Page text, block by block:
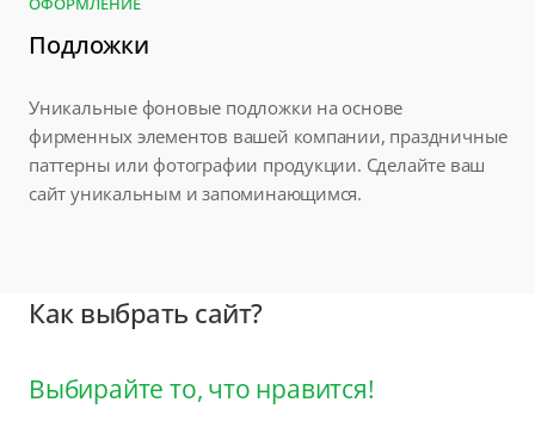
Подложки
Уникальные фоновые подложки на основе
фирменных элементов вашей компании, праздничные
паттерны или фотографии продукции. Сделайте ваш
сайт уникальным и запоминающимся.
Как выбрать сайт?
Выбирайте то, что нравится!